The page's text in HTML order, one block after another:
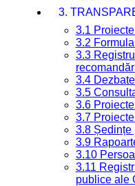
3.
3.1
3.2
3.3
3.4
3.5
3.6
3.7
3.8 Ședințe
3.9
3.10
3.11
publice ale